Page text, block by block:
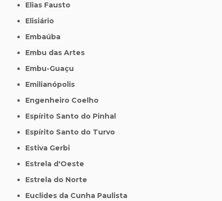
Elias Fausto
Elisiário
Embaúba
Embu das Artes
Embu-Guaçu
Emilianópolis
Engenheiro Coelho
Espírito Santo do Pinhal
Espírito Santo do Turvo
Estiva Gerbi
Estrela d'Oeste
Estrela do Norte
Euclides da Cunha Paulista